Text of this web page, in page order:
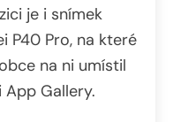
je i snímek
P40 Pro, na které
na ni umístil
Gallery.